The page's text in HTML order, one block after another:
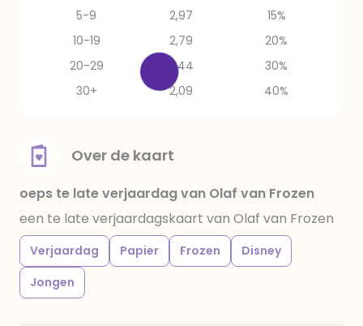
5-9
2,97
15%
10-19
2,79
20%
20-29
2,44
30%
30+
2,09 40%
Over de kaart
oeps te late verjaardag van Olaf van Frozen
een te late verjaardagskaart van Olaf van Frozen
Verjaardag Papier Frozen
Disney
Jongen